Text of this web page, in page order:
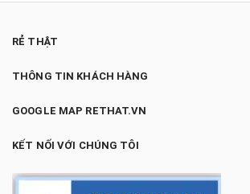
RẺ THẬT
THÔNG TIN KHÁCH HÀNG
GOOGLE MAP RETHAT.VN
KẾT NỐI VỚI CHÚNG TÔI